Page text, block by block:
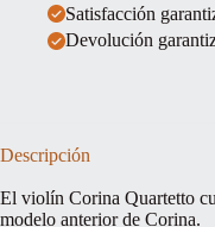
Satisfacción
Devolución
Descripción
El violín Corina Quartetto
modelo anterior de Corina.